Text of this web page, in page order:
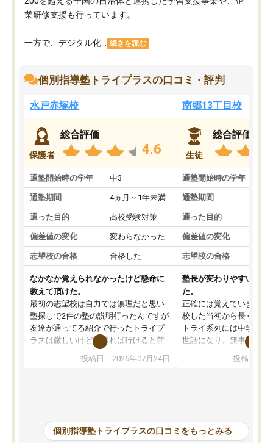
業研修支援も行っています。
一方で、デジタル化... 続きを読む
個別指導塾トライプラスの口コミ・評判
水戸赤塚校
保護者
総合評価
4.6
通塾開始時の学年 中3
通塾期間 4ヵ月～1年未満
通った目的 高校受験対策
偏差値の変化 変わらなかった
志望校の合格 合格した
なかなか覚えられなかったけど懸命に
教えて頂けた。
最初の志望校は自力では無理だと思い
塾探しで2件の塾の説明行ったんですが
友達が通ってる紹介で行ったトライプ
ラスは厳しいけど頑張れば行けると前
向きな意見を言ってくれてくれたので
希望のある方に決めました。しかし、
を教えて頂き出来ないことが出来るよ
うになった、覚えられたと喜んでると
投稿日：2026年07月24日
南郷13丁目校
生徒
総合評価
通塾開始時の学年
通塾期間
通った目的
偏差値の変化
志望校の合格
塾長が変わりやすいが、
た。
正確には覚えていません
校した当初から長く通っ
トライ系列には中学校受
世話になり、無事に志望
生との相性が良く、苦
す。先生ごとの得意科目
く表示されていた点も魅
投稿日：
個別指導塾トライプラスの口コミをもっとみる